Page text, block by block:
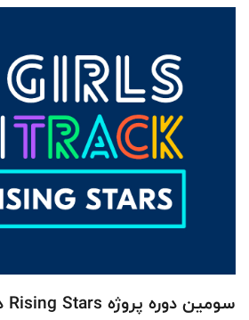
سومین دوره پروژه Rising Stars دختران